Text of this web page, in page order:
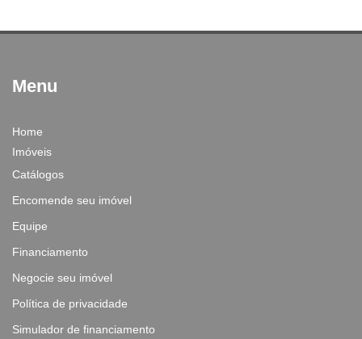
Menu
Home
Imóveis
Catálogos
Encomende seu imóvel
Equipe
Financiamento
Negocie seu imóvel
Política de privacidade
Simulador de financiamento